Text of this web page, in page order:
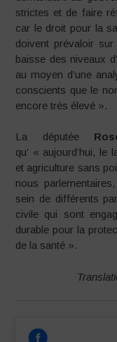
strictes et de faire
car le droit pour la
doivent prévaloir
baisse des niveaux
au moyen d’une
conscients que le
encore très élevé ».
La députée
qu’ « aujourd’hui,
et agriculture sans
nous
sein de différents
civile qui sont
durable pour la
de la santé ».